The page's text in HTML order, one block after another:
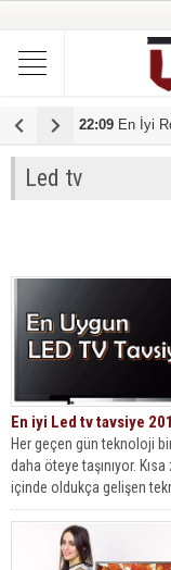
22:09 En İyi
Led tv
En iyi Led tv tavsiye
Her geçen gün teknoloji
daha öteye taşınıyor.
içinde oldukça gelişen